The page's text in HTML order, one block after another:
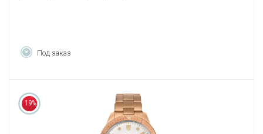
Под заказ
19%